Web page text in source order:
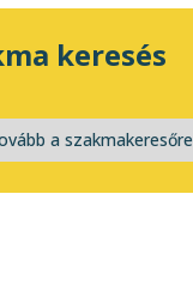
keresés
a szakmakeresőre